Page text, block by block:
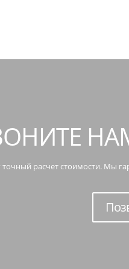
расчет стоимости. Мы